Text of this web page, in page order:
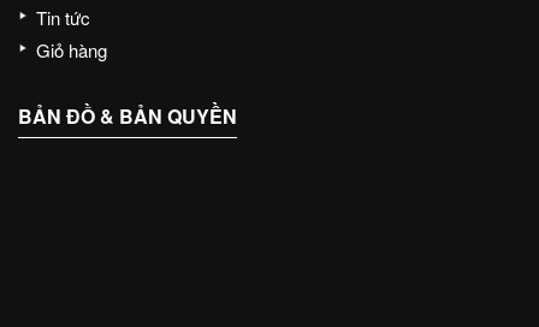
Tin tức
Giỏ hàng
BẢN ĐỒ & BẢN QUYỀN